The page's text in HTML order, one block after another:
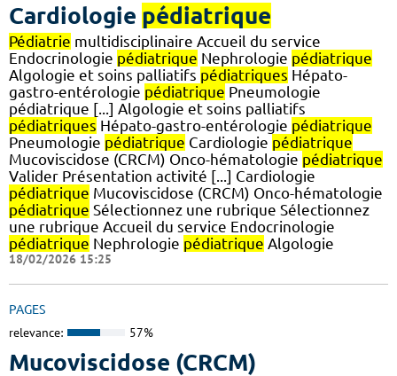
Cardiologie pédiatrique
Pédiatrie multidisciplinaire Accueil du service
Endocrinologie pédiatrique Nephrologie pédiatrique
Algologie et soins palliatifs pédiatriques Hépato-
gastro-entérologie pédiatrique Pneumologie
pédiatrique [...] Algologie et soins palliatifs
pédiatriques Hépato-gastro-entérologie pédiatrique
Pneumologie pédiatrique Cardiologie pédiatrique
Mucoviscidose (CRCM) Onco-hématologie pédiatrique
Valider Présentation activité [...] Cardiologie
pédiatrique Mucoviscidose (CRCM) Onco-hématologie
pédiatrique Sélectionnez une rubrique Sélectionnez
une rubrique Accueil du service Endocrinologie
pédiatrique Nephrologie pédiatrique Algologie
18/02/2026 15:25
PAGES
relevance: 57%
Mucoviscidose (CRCM)